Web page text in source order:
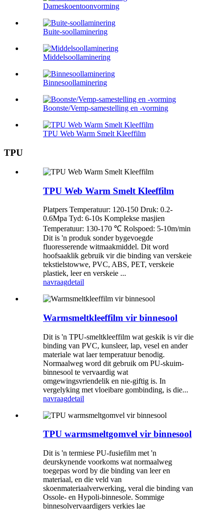
Dameskoentoonvorming
Buite-soollaminering
Middelsoollaminering
Binnesoollaminering
Boonste/Vemp-samestelling en -vorming
TPU Web Warm Smelt Kleeffilm
TPU
TPU Web Warm Smelt Kleeffilm
Platpers Temperatuur: 120-150 Druk: 0.2-
0.6Mpa Tyd: 6-10s Komplekse masjien
Temperatuur: 130-170 ℃ Rolspoed: 5-10m/min
Dit is 'n produk sonder bygevoegde
fluoresserende witmaakmiddel. Dit word
hoofsaaklik gebruik vir die binding van verskeie
tekstielstowwe, PVC, ABS, PET, verskeie
plastiek, leer en verskeie ...
navraagdetail
Warmsmeltkleeffilm vir binnesool
Dit is 'n TPU-smeltkleeffilm wat geskik is vir die
binding van PVC, kunsleer, lap, vesel en ander
materiale wat laer temperatuur benodig.
Normaalweg word dit gebruik om PU-skuim-
binnesool te vervaardig wat
omgewingsvriendelik en nie-giftig is. In
vergelyking met vloeibare gombinding, is die...
navraagdetail
TPU warmsmeltgomvel vir binnesool
Dit is 'n termiese PU-fusiefilm met 'n
deurskynende voorkoms wat normaalweg
toegepas word by die binding van leer en
materiaal, en die veld van
skoenmateriaalverwerking, veral die binding van
Ossole- en Hypoli-binnesole. Sommige
binnesolvervaardigers verkies lae